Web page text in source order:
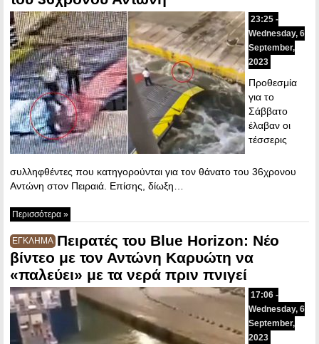
23:25 -
Wednesday, 6
September,
2023
Προθεσμία
για το
Σάββατο
έλαβαν οι
τέσσερις
συλληφθέντες που κατηγορούνται για τον θάνατο του 36χρονου
Αντώνη στον Πειραιά. Επίσης, δίωξη…
Περισσότερα »
ΕΓΚΛΗΜΑ Πειρατές του Blue Horizon: Νέο
βίντεο με τον Αντώνη Καρυώτη να
«παλεύει» με τα νερά πριν πνιγεί
17:06 -
Wednesday, 6
September,
2023